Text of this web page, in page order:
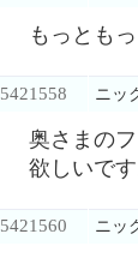
もっとも
5421558 ニッ
奥さまの
欲しいです
5421560 ニッ